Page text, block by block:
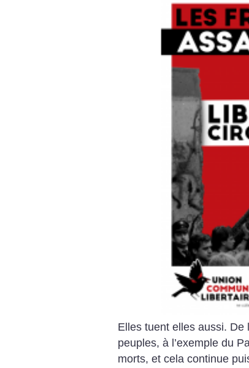
Elles tuent elles aussi.
peuples, à l’exemple du
morts, et cela continue